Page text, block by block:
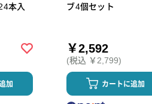
本入
加
ブ4個セット
￥2,592
(税込 ￥2,799)
カートに追加